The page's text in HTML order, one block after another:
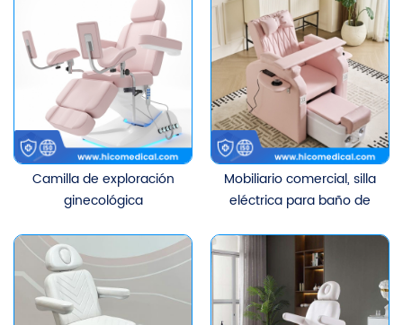
Camilla de exploración
ginecológica
con pedal y luz LED.
Mobiliario comercial, silla
eléctrica para baño de
salón de belleza, en
oferta